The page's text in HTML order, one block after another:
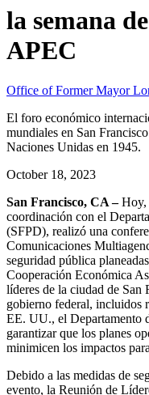
la semana
APEC
Office of Former Mayor
El foro económico
mundiales en San
Naciones Unidas en 1945.
October 18, 2023
San Francisco, CA –Hoy,
coordinación con el
(SFPD), realizó una
Comunicaciones
seguridad pública
Cooperación Económica
líderes de la ciudad de San
gobierno federal, incluidos
EE. UU., el Departamento
garantizar que los planes
minimicen los impactos
Debido a las medidas de
evento, la Reunión de